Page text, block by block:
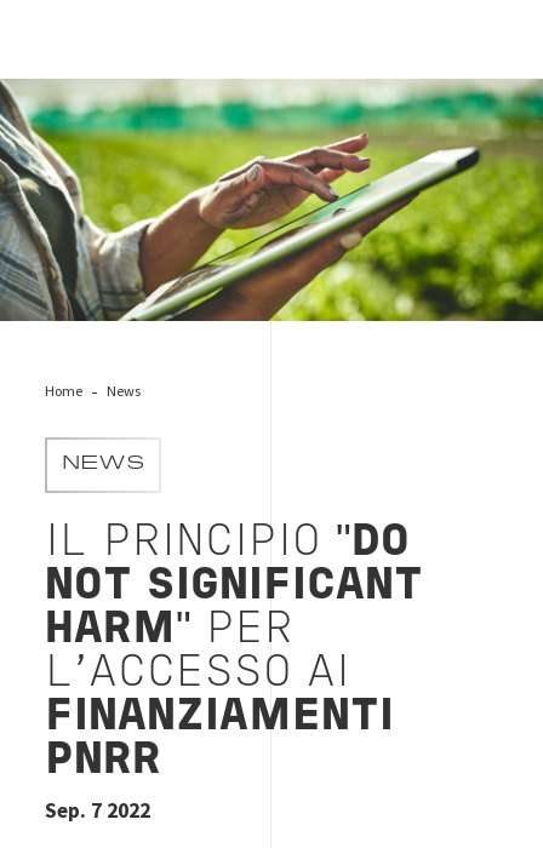
sustainability-report
Home News
NEWS
IL PRINCIPIO "DO
NOT SIGNIFICANT
HARM" PER
L'ACCESSO AI
FINANZIAMENTI
PNRR
Sep. 7 2022